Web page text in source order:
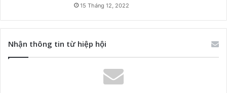
15 Tháng 12, 2022
Nhận thông tin từ hiệp hội